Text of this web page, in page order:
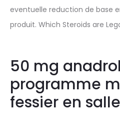
eventuelle reduction de base
produit. Which Steroids are
50 mg
programme
fessier en salle